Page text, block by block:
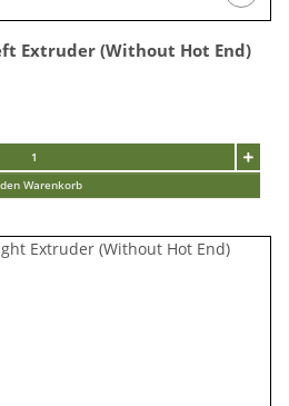
Extruder (Without Hot End)
Warenkorb